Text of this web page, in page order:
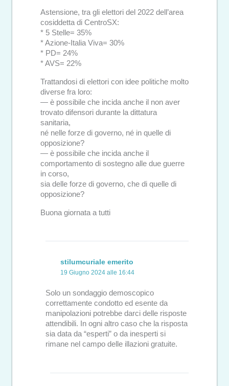
Astensione, tra gli elettori del 2022 dell’area
cosiddetta di CentroSX:
* 5 Stelle= 35%
* Azione-Italia Viva= 30%
* PD= 24%
* AVS= 22%
Trattandosi di elettori con idee politiche molto
diverse fra loro:
— è possibile che incida anche il non aver
trovato difensori durante la dittatura
sanitaria,
né nelle forze di governo, né in quelle di
opposizione?
— è possibile che incida anche il
comportamento di sostegno alle due guerre
in corso,
sia delle forze di governo, che di quelle di
opposizione?
Buona giornata a tutti
stilumcuriale emerito
19 Giugno 2024 alle 16:44
Solo un sondaggio demoscopico
correttamente condotto ed esente da
manipolazioni potrebbe darci delle risposte
attendibili. In ogni altro caso che la risposta
sia data da “esperti” o da inesperti si
rimane nel campo delle illazioni gratuite.